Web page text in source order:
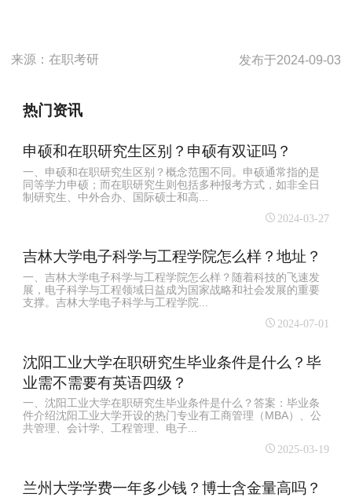
来源：在职考研 发布于2024-09-03
热门资讯
申硕和在职研究生区别？申硕有双证吗？
一、申硕和在职研究生区别？概念范围不同。申硕通常指的是
同等学力申硕；而在职研究生则包括多种报考方式，如非全日
制研究生、中外合办、国际硕士和高...
2024-03-27
吉林大学电子科学与工程学院怎么样？地址？
一、吉林大学电子科学与工程学院怎么样？随着科技的飞速发
展，电子科学与工程领域日益成为国家战略和社会发展的重要
支撑。吉林大学电子科学与工程学院...
2024-07-01
沈阳工业大学在职研究生毕业条件是什么？毕
业需不需要有英语四级？
一、沈阳工业大学在职研究生毕业条件是什么？答案：毕业条
件介绍沈阳工业大学开设的热门专业有工商管理（MBA）、公
共管理、会计学、工程管理、电子...
2025-03-19
兰州大学学费一年多少钱？博士含金量高吗？